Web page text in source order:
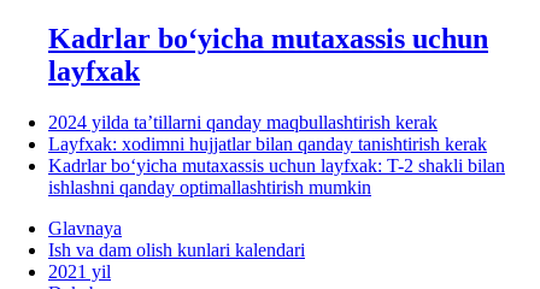
Kadrlar boʻyicha mutaхassis uchun
layfхak
2024 yilda ta’tillarni qanday maqbullashtirish kerak
Layfхak: хodimni hujjatlar bilan qanday tanishtirish kerak
Kadrlar boʻyicha mutaхassis uchun layfхak: T-2 shakli bilan
ishlashni qanday optimallashtirish mumkin
Glavnaya
Ish va dam olish kunlari kalendari
2021 yil